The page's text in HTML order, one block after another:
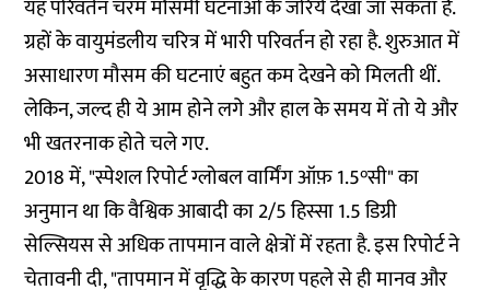
यह परिवर्तन चरम मौसमी घटनाओं के जरिये देखा जा सकता है.
ग्रहों के वायुमंडलीय चरित्र में भारी परिवर्तन हो रहा है. शुरुआत में
असाधारण मौसम की घटनाएं बहुत कम देखने को मिलती थीं.
लेकिन, जल्द ही ये आम होने लगे और हाल के समय में तो ये और
भी खतरनाक होते चले गए.
2018 में, "स्पेशल रिपोर्ट ग्लोबल वार्मिंग ऑफ़ 1.5°सी" का
अनुमानथा कि वैश्विक आबादी का 2/5 हिस्सा 1.5 डिग्री
सेल्सियस से अधिक तापमान वाले क्षेत्रों में रहता है. इस रिपोर्ट ने
चेतावनी दी, "तापमान में वृद्धि के कारण पहले से ही मानव और